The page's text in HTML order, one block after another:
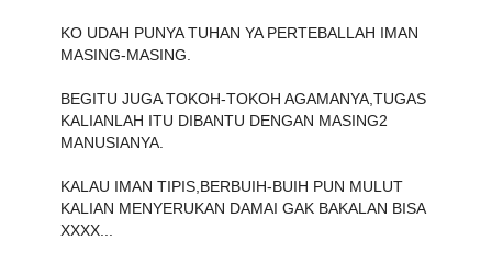
KO UDAH PUNYA TUHAN YA PERTEBALLAH IMAN
MASING-MASING.
BEGITU JUGA TOKOH-TOKOH AGAMANYA,TUGAS
KALIANLAH ITU DIBANTU DENGAN MASING2
MANUSIANYA.
KALAU IMAN TIPIS,BERBUIH-BUIH PUN MULUT
KALIAN MENYERUKAN DAMAI GAK BAKALAN BISA
XXXX...